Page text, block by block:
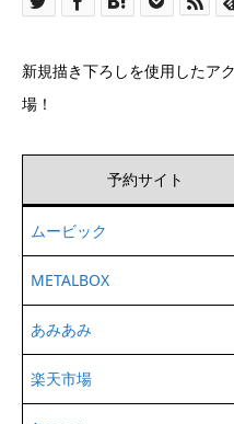
新規描き下ろしを使用したア
場！
予約サイト
ムービック
METALBOX
あみあみ
楽天市場